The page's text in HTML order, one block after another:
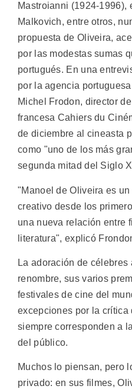
Mastroianni (1924-1996),
Malkovich, entre otros,
propuesta de Oliveira,
por las modestas sumas
portugués. En una
por la agencia
Michel Frodon, director
francesa Cahiers du
de diciembre al cineasta
como "uno de los más
segunda mitad del Siglo
"Manoel de Oliveira es
creativo desde los
una nueva relación entre
literatura", explicó
La adoración de
renombre, sus varios
festivales de cine del
excepciones por la crítica
siempre corresponden a
del público.
Muchos lo piensan, pero
privado: en sus filmes,